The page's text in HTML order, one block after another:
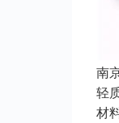
南
轻
材